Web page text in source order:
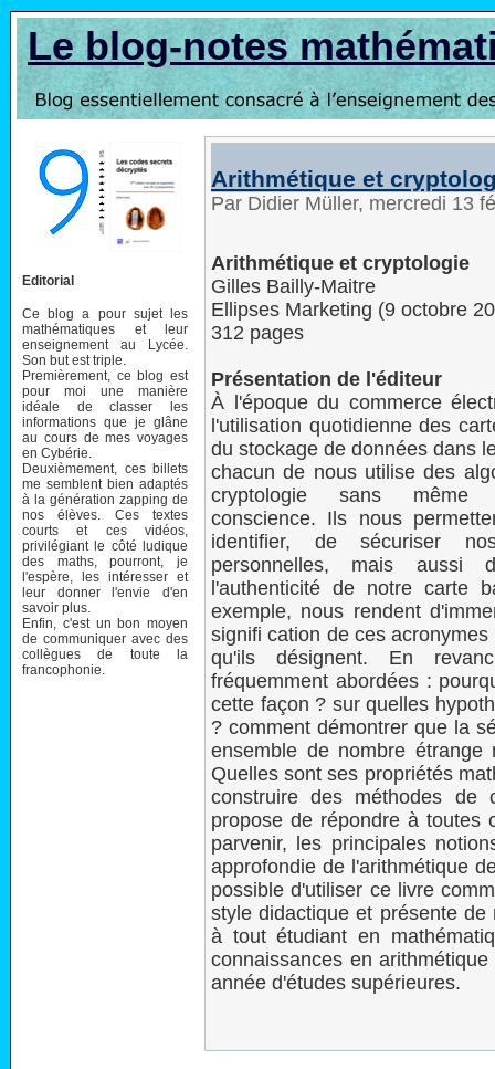
Le blog-notes
Editorial
Ce blog a pour sujet les
mathématiques et leur
enseignement au Lycée.
Son but est triple.
Premièrement, ce blog est
pour moi une manière
idéale de classer les
informations que je glâne
au cours de mes voyages
en Cybérie.
Deuxièmement, ces billets
me semblent bien adaptés
à la génération zapping de
nos élèves. Ces textes
courts et ces vidéos,
privilégiant le côté ludique
des maths, pourront, je
l'espère, les intéresser et
leur donner l'envie d'en
savoir plus.
Enfin, c'est un bon moyen
de communiquer avec des
collègues de toute la
francophonie.
Arithmétique et
Par Didier Müller, mercredi 13
Arithmétique et cryptologie
Gilles Bailly-Maitre
Ellipses Marketing (9 octobre
312 pages
Présentation de l'éditeur
À l'époque du commerce
l'utilisation quotidienne des
du stockage de données dans
chacun de nous utilise des
cryptologie sans
conscience. Ils nous
identifier, de sécuriser
personnelles, mais aussi
l'authenticité de notre carte
exemple, nous rendent
signifi cation de ces
qu'ils désignent. En
fréquemment abordées :
cette façon ? sur quelles
? comment démontrer que la
ensemble de nombre
Quelles sont ses propriétés
construire des méthodes de
propose de répondre à toutes
parvenir, les principales
approfondie de l'arithmétique
possible d'utiliser ce livre
style didactique et présente
à tout étudiant en
connaissances en
année d'études supérieures.